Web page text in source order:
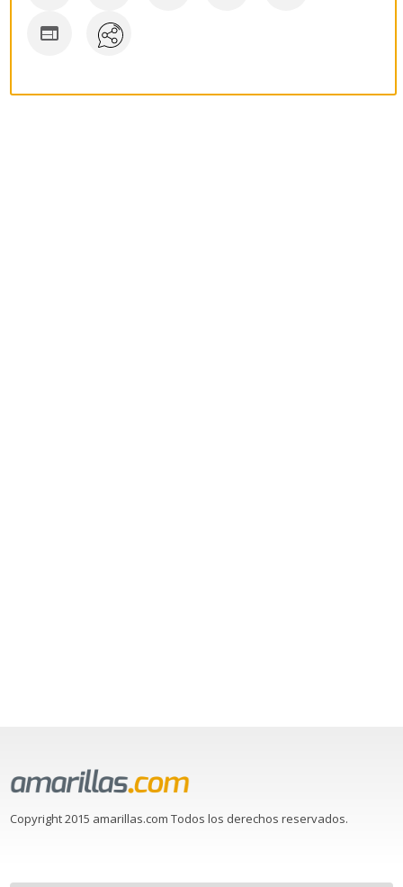

Copyright 2015 amarillas.com Todos los derechos reservados.